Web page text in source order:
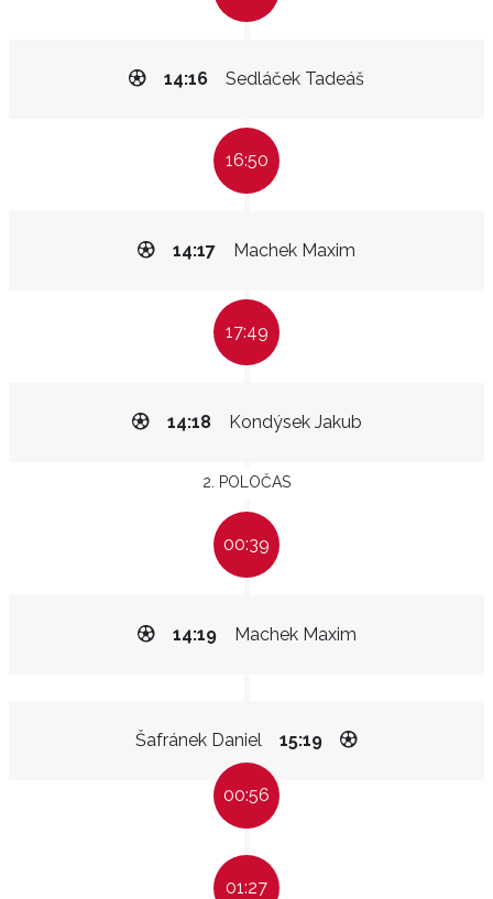
Sedláček Tadeáš
14:16
16:50
Machek Maxim
14:17
17:49
Kondýsek Jakub
14:18
2. POLOČAS
00:39
Machek Maxim
14:19
Šafránek Daniel 15:19
00:56
01:27